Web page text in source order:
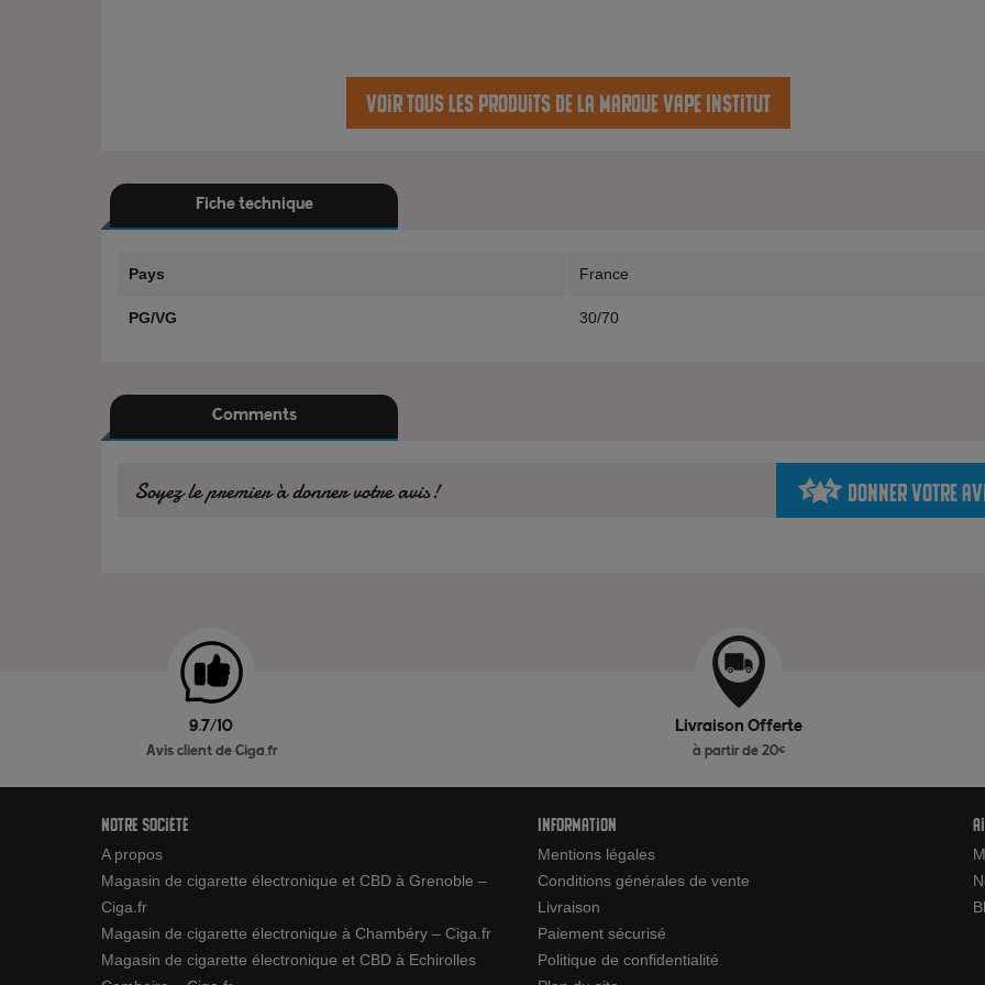
Voir tous les produits de la marque Vape Institut
Fiche technique
Pays France
PG/VG 30/70
Comments
Soyez le premier à donner votre avis! Donner votre
9.7/10
Avis client de Ciga.fr
Livraison Offerte
à partir de 20€
Notre société
A propos
Magasin de cigarette électronique et CBD à Grenoble –
Ciga.fr
Magasin de cigarette électronique à Chambéry – Ciga.fr
Magasin de cigarette électronique et CBD à Echirolles
Information
Mentions légales
Conditions générales de vente
Livraison
Paiement sécurisé
Politique de confidentialité